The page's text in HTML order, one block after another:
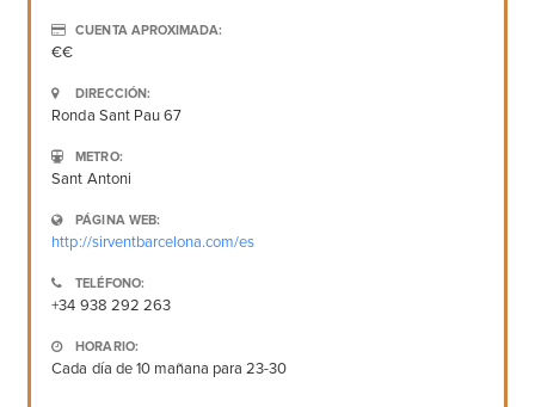
CUENTA APROXIMADA:
€€
DIRECCIÓN:
Ronda Sant Pau 67
METRO:
Sant Antoni
PÁGINA WEB:
http://sirventbarcelona.com/es
TELÉFONO:
+34 938 292 263
HORARIO:
Cada día de 10 mañana para 23-30